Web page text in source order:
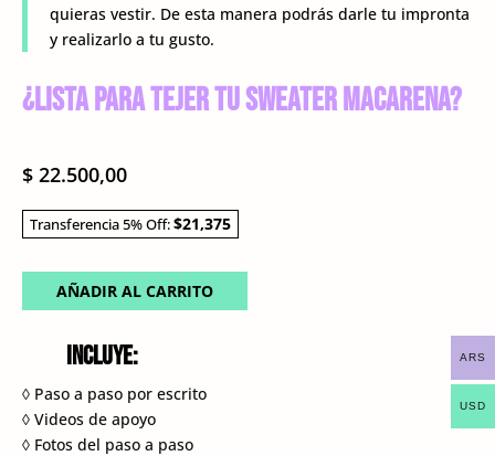
quieras vestir. De esta manera podrás darle tu impronta
y realizarlo a tu gusto.
¿Lista para tejer tu Sweater Macarena?
$ 22.500,00
Transferencia 5% Off:$21,375
AÑADIR AL CARRITO
Incluye:
◊ Paso a paso por escrito
◊ Videos de apoyo
◊ Fotos del paso a paso
ARS
USD